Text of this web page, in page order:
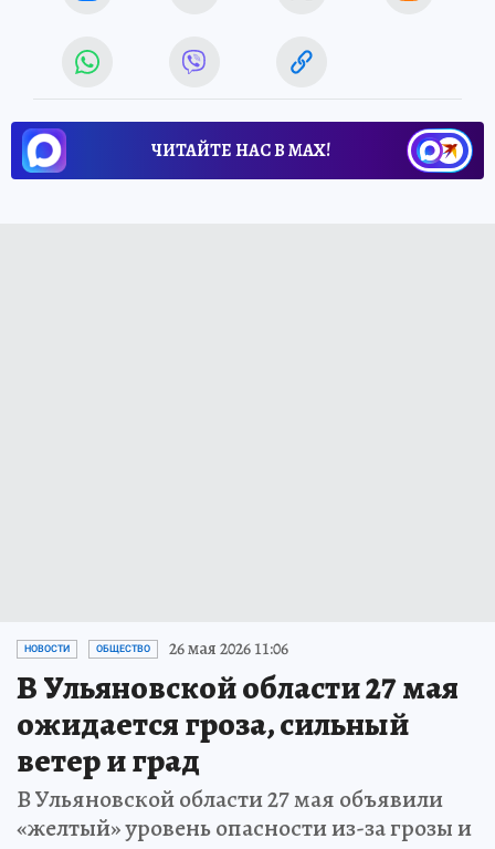
ЧИТАЙТЕ НАС В МАХ!
НОВОСТИ ОБЩЕСТВО 26 мая 2026 11:06
В Ульяновской области 27 мая
ожидается гроза, сильный
ветер и град
В Ульяновской области 27 мая объявили
«желтый» уровень опасности из-за грозы и